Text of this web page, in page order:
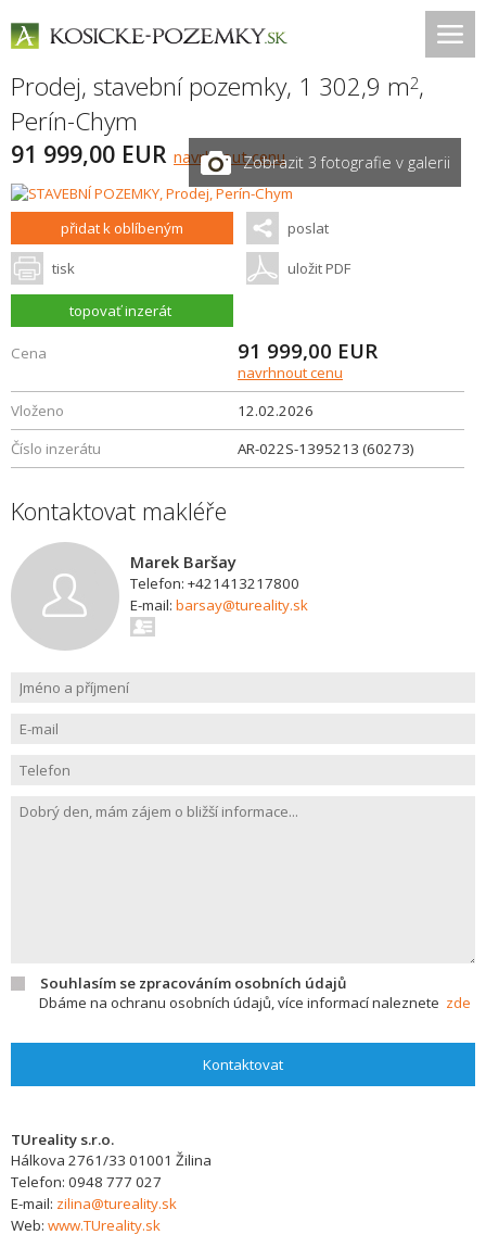
Prodej, stavební pozemky, 1 302,9 m2,
Perín-Chym
91 999,00 EUR navrhnout cenuZobrazit 3 fotografie v galerii
přidat k oblíbeným poslat
tisk uložit PDF
topovať inzerát
Cena 91 999,00 EUR
navrhnout cenu
Vloženo
12.02.2026
Číslo inzerátu
AR-022S-1395213 (60273)
Kontaktovat makléře
Marek Baršay
Telefon: +421413217800
E-mail: barsay@tureality.sk
Souhlasím se zpracováním osobních údajů
Dbáme na ochranu osobních údajů, více informací naleznete zde
Kontaktovat
TUreality s.r.o.
Hálkova 2761/33 01001 Žilina
Telefon: 0948 777 027
E-mail: zilina@tureality.sk
Web: www.TUreality.sk